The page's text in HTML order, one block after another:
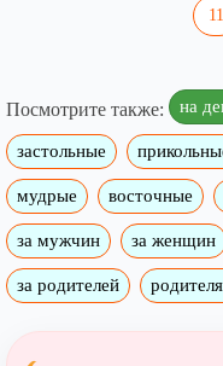
11
Посмотрите также: на
застольные
мудрые восточные
за мужчин за женщин
за родителей